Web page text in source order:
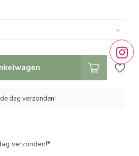
dag verzonden!
verzonden!*